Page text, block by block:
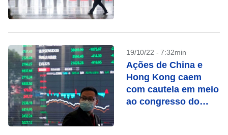
19/10/22 - 7:32min
Ações de China e
Hong Kong caem
com cautela em meio
ao congresso do